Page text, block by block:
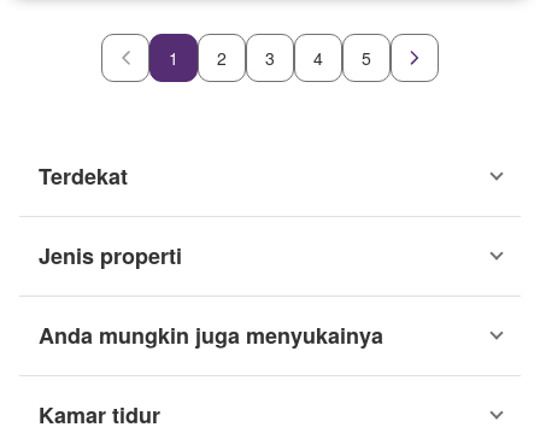
1 2 3 4 5
Terdekat
Jenis properti
Anda mungkin juga menyukainya
Kamar tidur